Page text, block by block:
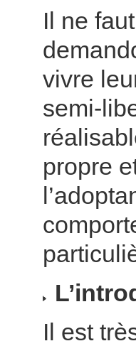
Il ne
vivre
semi-
propre
Il est